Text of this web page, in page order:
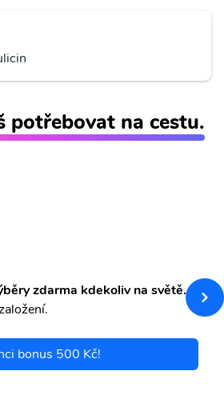
potřebovat na cestu.
zdarma kdekoliv na světě.
bonus 500 Kč!